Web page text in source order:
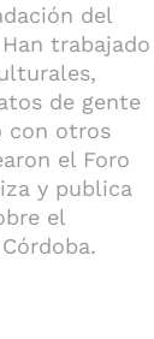
del
trabajado
de gente
con otros
el Foro
y publica
el